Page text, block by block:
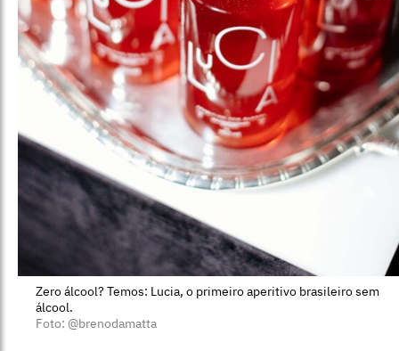
Zero álcool? Temos: Lucia, o primeiro aperitivo brasileiro sem
álcool.
Foto: @brenodamatta